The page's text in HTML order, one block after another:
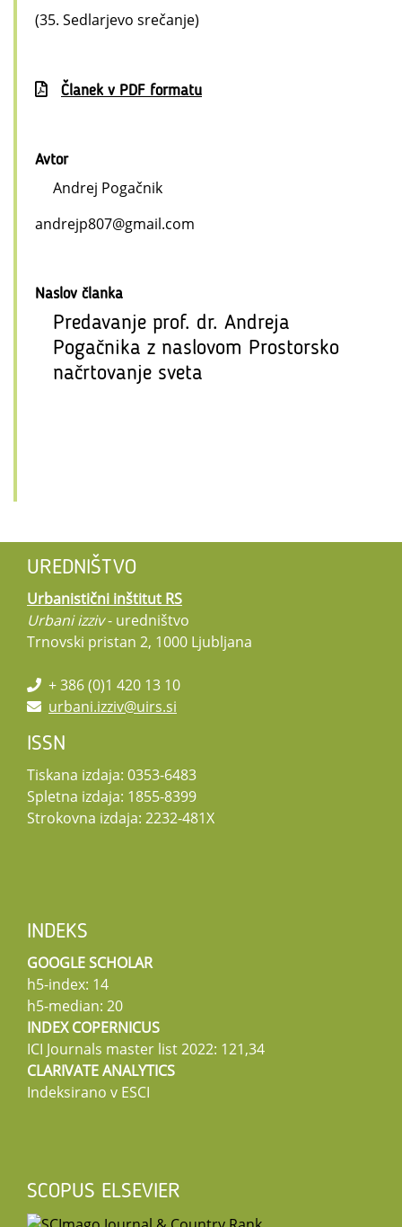
(35. Sedlarjevo srečanje)
Članek v PDF formatu
Avtor
Andrej Pogačnik
andrejp807@gmail.com
Naslov članka
Predavanje prof. dr. Andreja
Pogačnika z naslovom Prostorsko
načrtovanje sveta
UREDNIŠTVO
Urbanistični inštitut RS
Urbani izziv- uredništvo
Trnovski pristan 2, 1000 Ljubljana
+ 386 (0)1 420 13 10
urbani.izziv@uirs.si
ISSN
Tiskana izdaja: 0353-6483
Spletna izdaja: 1855-8399
Strokovna izdaja: 2232-481X
INDEKS
GOOGLE SCHOLAR
h5-index: 14
h5-median: 20
INDEX COPERNICUS
ICI Journals master list 2022: 121,34
CLARIVATE ANALYTICS
Indeksirano v ESCI
SCOPUS ELSEVIER